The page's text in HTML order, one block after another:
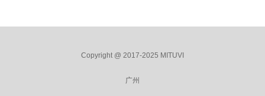
Copyright @ 2017-2025 MITUVI
广州